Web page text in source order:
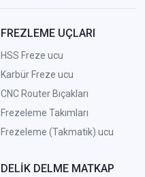
FREZLEME UÇLARI
HSS Freze ucu
Karbür Freze ucu
CNC Router Bıçakları
Frezeleme Takımları
Frezeleme (Takmatik) ucu
DELİK DELME MATKAP